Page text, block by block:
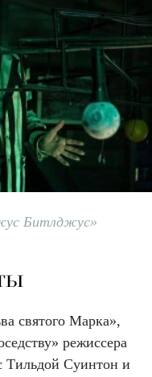
Битлджус»
святого Марка»,
режиссера
Тильдой Суинтон и